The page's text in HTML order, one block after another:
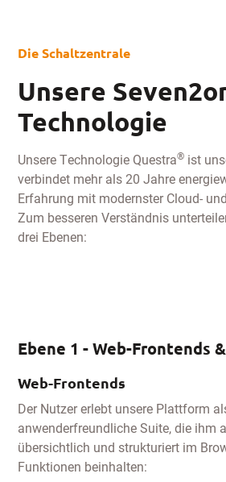
Die Schaltzentrale
Unsere
Technologie
Unsere Technologie Questra® ist
verbindet mehr als 20 Jahre
Erfahrung mit modernster Cloud-
Zum besseren Verständnis
drei Ebenen:
Ebene 1 - Web-Frontends
Web-Frontends
Der Nutzer erlebt unsere Plattform
anwenderfreundliche Suite, die ihm
übersichtlich und strukturiert im
Funktionen beinhalten: